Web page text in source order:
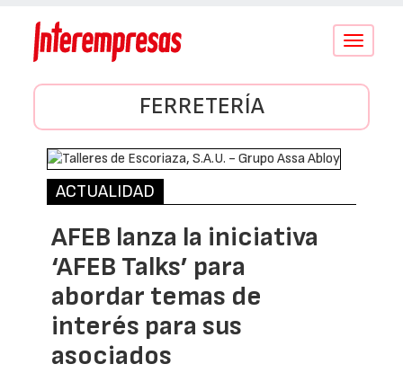
Conmutar
FERRETERÍA
ACTUALIDAD
AFEB lanza la iniciativa
‘AFEB Talks’ para
abordar temas de
interés para sus
asociados